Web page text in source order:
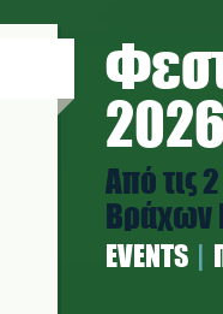
Από τις
Βράχων
EVENTS